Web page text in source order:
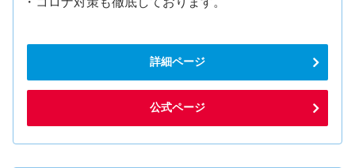
詳細ページ
公式ページ